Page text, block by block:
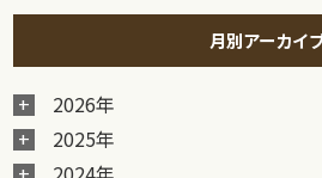
月別アーカイ
2026年
2025年